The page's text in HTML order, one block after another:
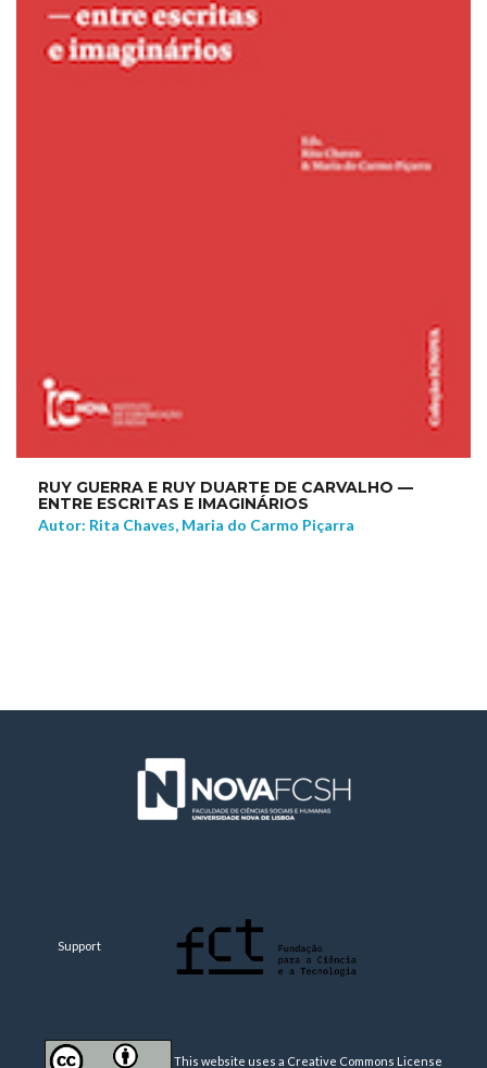
RUY GUERRA E RUY DUARTE DE CARVALHO —
ENTRE ESCRITAS E IMAGINÁRIOS
Autor: Rita Chaves, Maria do Carmo Piçarra
Support
This website uses a Creative Commons License